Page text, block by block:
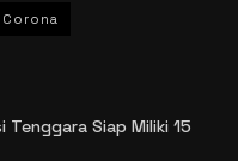
Tenggara Siap Miliki 15